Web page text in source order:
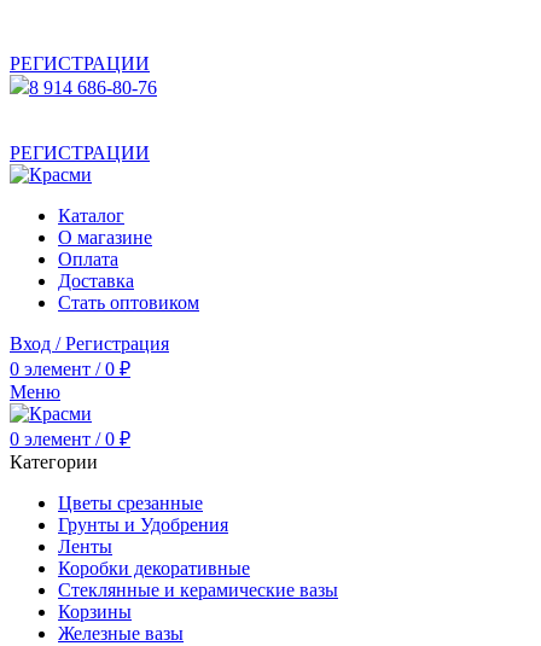
РЕГИСТРАЦИИ
8 914 686-80-76
РЕГИСТРАЦИИ
Каталог
О магазине
Оплата
Доставка
Стать оптовиком
Вход / Регистрация
0 элемент / 0 ₽
Меню
0 элемент / 0 ₽
Категории
Цветы срезанные
Грунты и Удобрения
Ленты
Коробки декоративные
Стеклянные и керамические вазы
Корзины
Железные вазы